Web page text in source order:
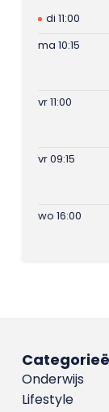
di 11:00
ma 10:15
vr 11:00
vr 09:15
wo 16:00
Onderwijs
Lifestyle